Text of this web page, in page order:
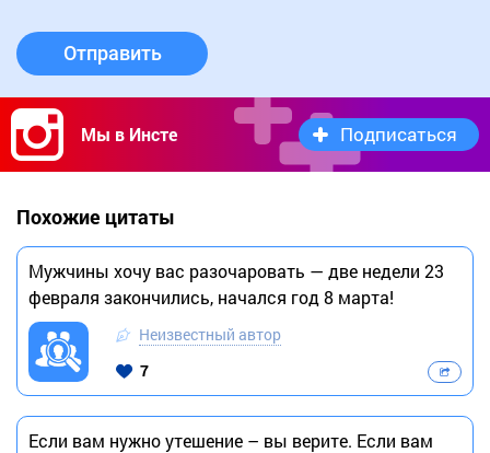
Отправить
Мы в Инсте Подписаться
Похожие цитаты
Мужчины хочу вас разочаровать — две недели 23
февраля закончились, начался год 8 марта!
Неизвестный автор
7
Если вам нужно утешение – вы верите. Если вам